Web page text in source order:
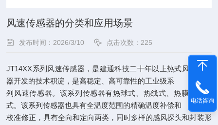
风速传感器的分类和应用场景
发布时间：2026/3/10 点击次数：225
JT14XX系列风速传感器，是建通科技二十年以上热式风速传感
器开发的技术积淀，是高稳定、高可靠性的工业级系
列风速传感器。该系列传感器有热球式、热线式、热膜式等形
式。该系列传感器也具有全温度范围的精确温度补偿和
校准修正，具有全向和定向两类，同时多样的感风探头和封装形
电话咨询